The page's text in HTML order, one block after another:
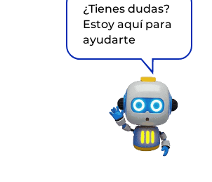
¿Tienes dudas?
Estoy aquí para
ayudarte